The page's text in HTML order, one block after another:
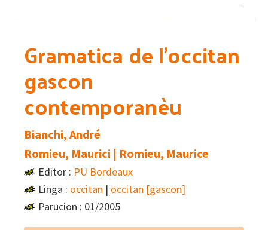
Gramatica de l’occitan
gascon
contemporanèu
Bianchi, André
Romieu, Maurici | Romieu, Maurice
Editor : PU Bordeaux
Linga : occitan | occitan [gascon]
Parucion : 01/2005